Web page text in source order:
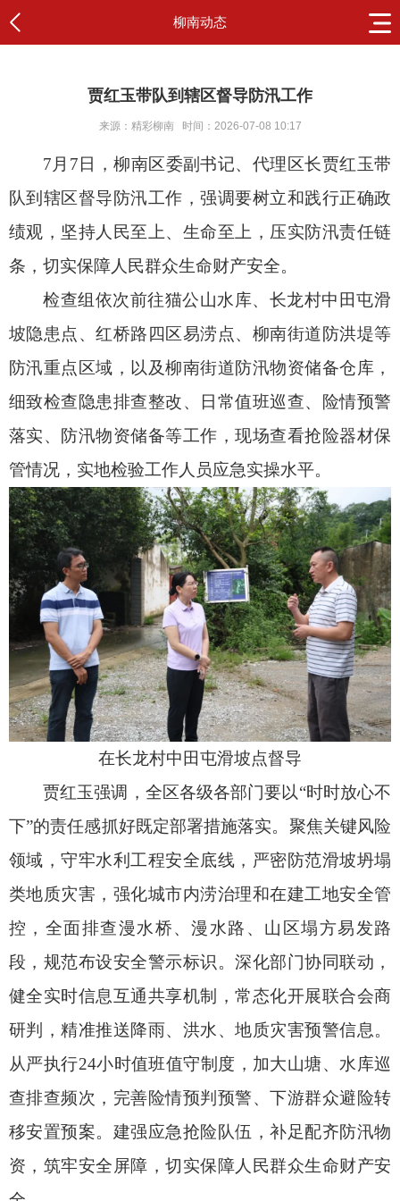
柳南动态
贾红玉带队到辖区督导防汛工作
来源：精彩柳南 时间：2026-07-08 10:17
7月7日，柳南区委副书记、代理区长贾红玉带
队到辖区督导防汛工作，强调要树立和践行正确政
绩观，坚持人民至上、生命至上，压实防汛责任链
条，切实保障人民群众生命财产安全。
检查组依次前往猫公山水库、长龙村中田屯滑
坡隐患点、红桥路四区易涝点、柳南街道防洪堤等
防汛重点区域，以及柳南街道防汛物资储备仓库，
细致检查隐患排查整改、日常值班巡查、险情预警
落实、防汛物资储备等工作，现场查看抢险器材保
管情况，实地检验工作人员应急实操水平。
在长龙村中田屯滑坡点督导
贾红玉强调，全区各级各部门要以“时时放心不
下”的责任感抓好既定部署措施落实。聚焦关键风险
领域，守牢水利工程安全底线，严密防范滑坡坍塌
类地质灾害，强化城市内涝治理和在建工地安全管
控，全面排查漫水桥、漫水路、山区塌方易发路
段，规范布设安全警示标识。深化部门协同联动，
健全实时信息互通共享机制，常态化开展联合会商
研判，精准推送降雨、洪水、地质灾害预警信息。
从严执行24小时值班值守制度，加大山塘、水库巡
查排查频次，完善险情预判预警、下游群众避险转
移安置预案。建强应急抢险队伍，补足配齐防汛物
资，筑牢安全屏障，切实保障人民群众生命财产安